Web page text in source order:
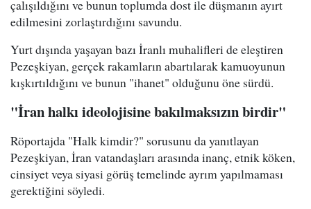
çalışıldığını ve bunun toplumda dost ile düşmanın ayırt
edilmesini zorlaştırdığını savundu.
Yurt dışında yaşayan bazı İranlı muhalifleri de eleştiren
Pezeşkiyan, gerçek rakamların abartılarak kamuoyunun
kışkırtıldığını ve bunun "ihanet" olduğunu öne sürdü.
"İran halkı ideolojisine bakılmaksızın birdir"
Röportajda "Halk kimdir?" sorusunu da yanıtlayan
Pezeşkiyan, İran vatandaşları arasında inanç, etnik köken,
cinsiyet veya siyasi görüş temelinde ayrım yapılmaması
gerektiğini söyledi.